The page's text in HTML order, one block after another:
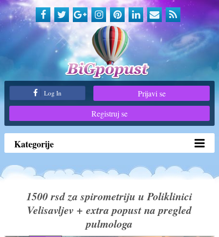
Log In
Prijavi se
Registruj se
Kategorije
1500 rsd za spirometriju u Poliklinici
Velisavljev + extra popust na pregled
pulmologa